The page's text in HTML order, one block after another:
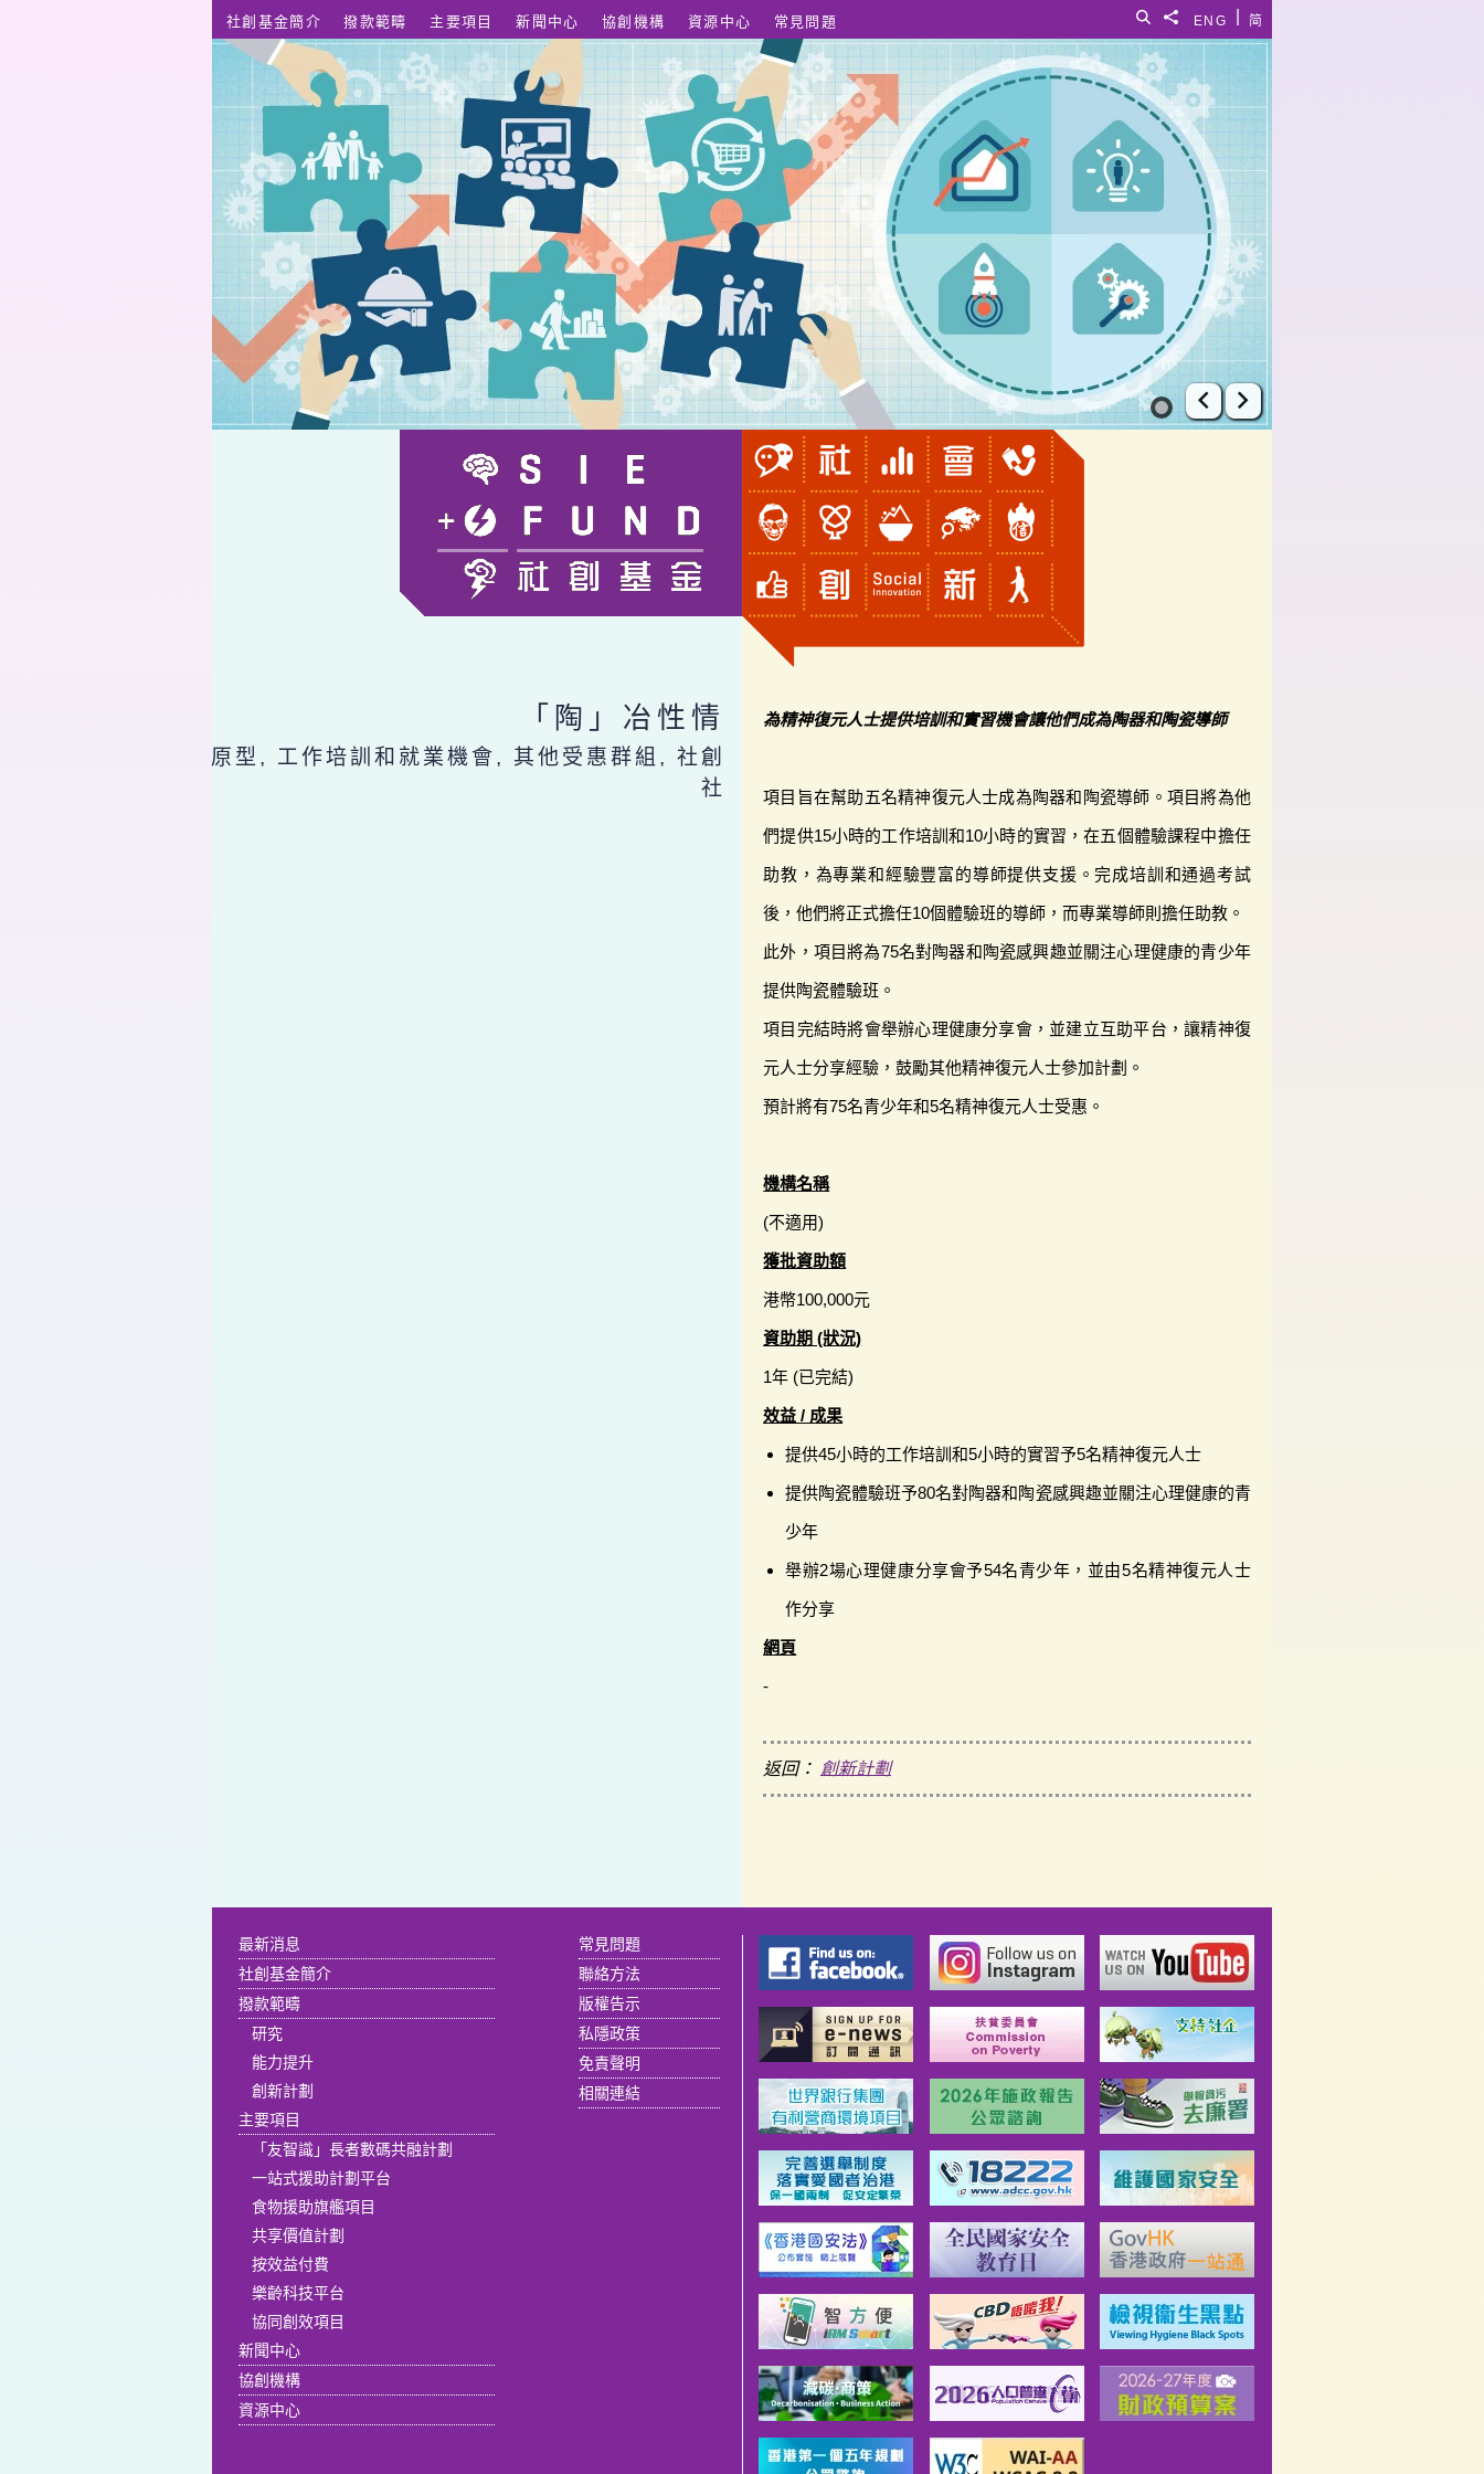
简
ENG
分享給
搜尋
社創基金簡介 撥款範疇 主要項目 新聞中心 協創機構 資源中心 常見問題
上一張幻燈片
下一張幻燈片
「陶」冶性情
原型, 工作培訓和就業機會, 其他受惠群組, 社創
社
為精神復元人士提供培訓和實習機會讓他們成為陶器和陶瓷導師
項目旨在幫助五名精神復元人士成為陶器和陶瓷導師。項目將為他
們提供15小時的工作培訓和10小時的實習，在五個體驗課程中擔任
助教，為專業和經驗豐富的導師提供支援。完成培訓和通過考試
後，他們將正式擔任10個體驗班的導師，而專業導師則擔任助教。
此外，項目將為75名對陶器和陶瓷感興趣並關注心理健康的青少年
提供陶瓷體驗班。
項目完結時將會舉辦心理健康分享會，並建立互助平台，讓精神復
元人士分享經驗，鼓勵其他精神復元人士參加計劃。
預計將有75名青少年和5名精神復元人士受惠。
機構名稱
(不適用)
獲批資助額
港幣100,000元
資助期 (狀況)
1年 (已完結)
效益 / 成果
提供45小時的工作培訓和5小時的實習予5名精神復元人士
提供陶瓷體驗班予80名對陶器和陶瓷感興趣並關注心理健康的青
少年
舉辦2場心理健康分享會予54名青少年，並由5名精神復元人士
作分享
網頁
-
返回： 創新計劃
最新消息
社創基金簡介
撥款範疇
研究
能力提升
創新計劃
主要項目
「友智識」長者數碼共融計劃
一站式援助計劃平台
食物援助旗艦項目
共享價值計劃
按效益付費
樂齡科技平台
協同創效項目
新聞中心
協創機構
資源中心
常見問題
聯絡方法
版權告示
私隱政策
免責聲明
相關連結